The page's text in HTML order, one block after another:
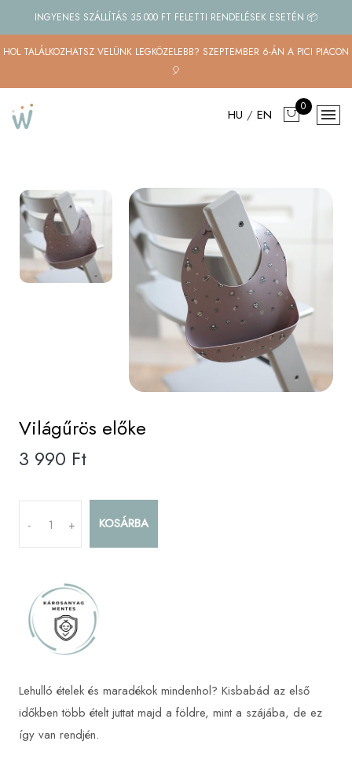
INGYENES SZÁLLÍTÁS 35.000 FT FELETTI RENDELÉSEK ESETÉN 📦
HOL TALÁLKOZHATSZ VELÜNK LEGKÖZELEBB? SZEPTEMBER 6-ÁN A PICI PIACON
🎈
HU / EN 0
Világűrös előke
3 990 Ft
- + KOSÁRBA
Lehulló ételek és maradékok mindenhol? Kisbabád az első
időkben több ételt juttat majd a földre, mint a szájába, de ez
így van rendjén.